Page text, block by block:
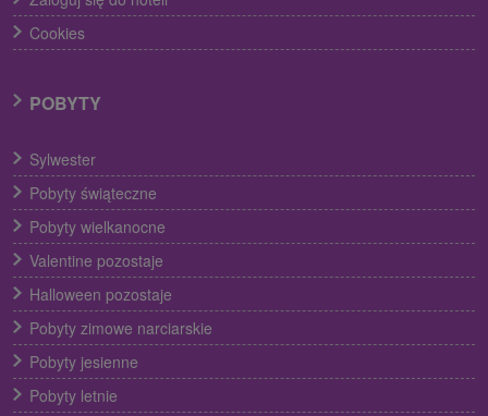
Cookies
POBYTY
Sylwester
Pobyty świąteczne
Pobyty wielkanocne
Valentine pozostaje
Halloween pozostaje
Pobyty zimowe narciarskie
Pobyty jesienne
Pobyty letnie